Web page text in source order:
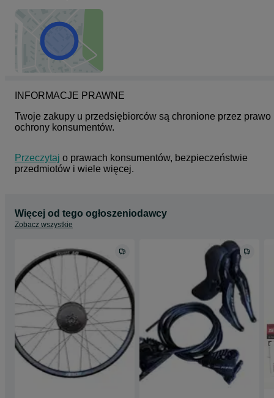
INFORMACJE PRAWNE
Twoje zakupy u przedsiębiorców są chronione przez prawo
ochrony konsumentów.
Przeczytaj o prawach konsumentów, bezpieczeństwie
przedmiotów i wiele więcej.
Więcej od tego ogłoszeniodawcy
Zobacz wszystkie